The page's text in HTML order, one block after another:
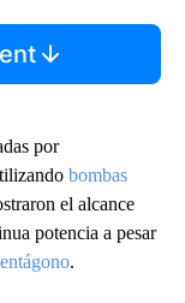
por
bombas
el alcance
potencia a pesar
.